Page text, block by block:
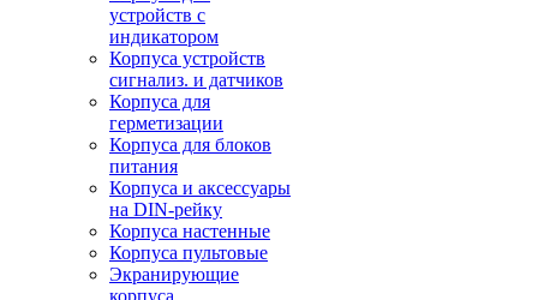
устройств с
индикатором
Корпуса устройств
сигнализ. и датчиков
Корпуса для
герметизации
Корпуса для блоков
питания
Корпуса и аксессуары
на DIN-рейку
Корпуса настенные
Корпуса пультовые
Экранирующие
корпуса